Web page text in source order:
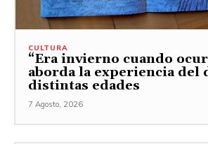
CULTURA
“Era invierno cuando
aborda la experiencia del
distintas edades
7 Agosto, 2026